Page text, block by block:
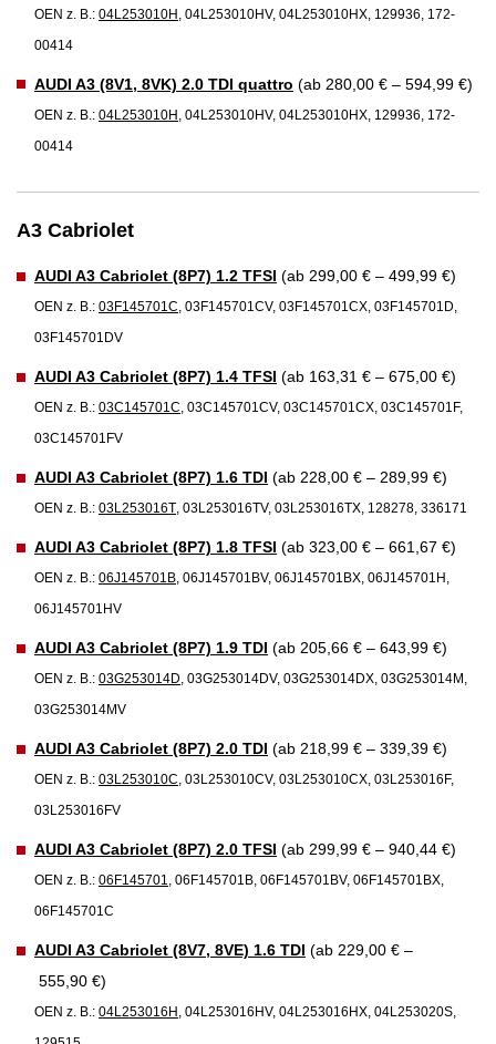
OEN z. B.: 04L253010H, 04L253010HV, 04L253010HX, 129936, 172-
00414
AUDI A3 (8V1, 8VK) 2.0 TDI quattro (ab 280,00 € – 594,99 €)
OEN z. B.: 04L253010H, 04L253010HV, 04L253010HX, 129936, 172-
00414
A3 Cabriolet
AUDI A3 Cabriolet (8P7) 1.2 TFSI (ab 299,00 € – 499,99 €)
OEN z. B.: 03F145701C, 03F145701CV, 03F145701CX, 03F145701D,
03F145701DV
AUDI A3 Cabriolet (8P7) 1.4 TFSI (ab 163,31 € – 675,00 €)
OEN z. B.: 03C145701C, 03C145701CV, 03C145701CX, 03C145701F,
03C145701FV
AUDI A3 Cabriolet (8P7) 1.6 TDI (ab 228,00 € – 289,99 €)
OEN z. B.: 03L253016T, 03L253016TV, 03L253016TX, 128278, 336171
AUDI A3 Cabriolet (8P7) 1.8 TFSI (ab 323,00 € – 661,67 €)
OEN z. B.: 06J145701B, 06J145701BV, 06J145701BX, 06J145701H,
06J145701HV
AUDI A3 Cabriolet (8P7) 1.9 TDI (ab 205,66 € – 643,99 €)
OEN z. B.: 03G253014D, 03G253014DV, 03G253014DX, 03G253014M,
03G253014MV
AUDI A3 Cabriolet (8P7) 2.0 TDI (ab 218,99 € – 339,39 €)
OEN z. B.: 03L253010C, 03L253010CV, 03L253010CX, 03L253016F,
03L253016FV
AUDI A3 Cabriolet (8P7) 2.0 TFSI (ab 299,99 € – 940,44 €)
OEN z. B.: 06F145701, 06F145701B, 06F145701BV, 06F145701BX,
06F145701C
AUDI A3 Cabriolet (8V7, 8VE) 1.6 TDI (ab 229,00 € –
555,90 €)
OEN z. B.: 04L253016H , 04L253016HV, 04L253016HX, 04L253020S,